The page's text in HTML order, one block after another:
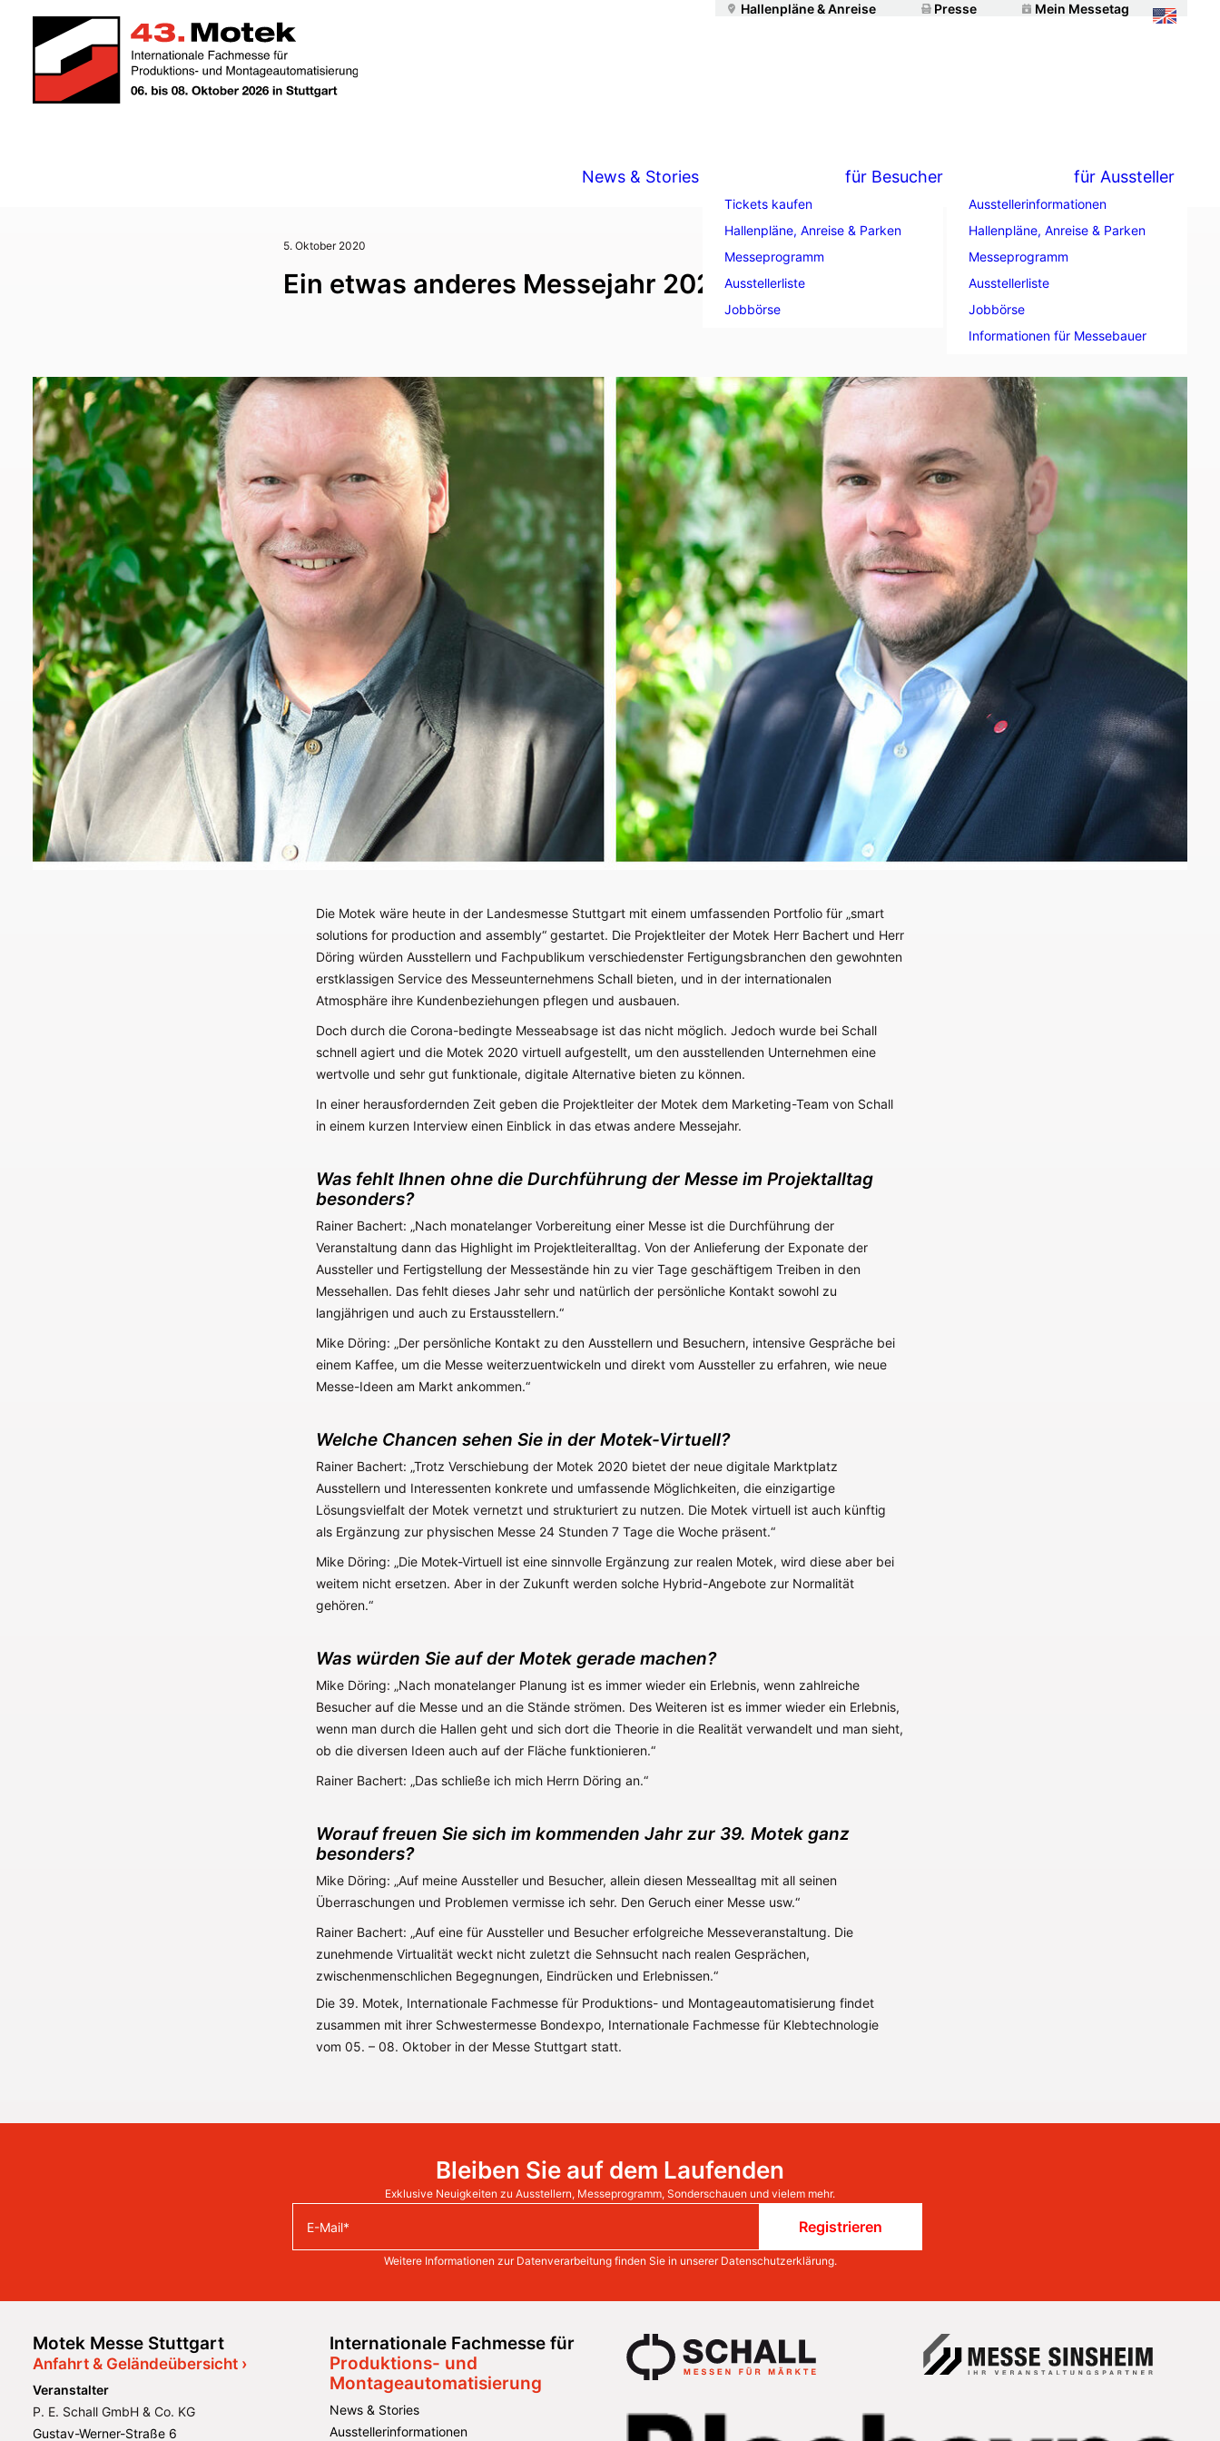
Hallenpläne & Anreise Presse Mein Messetag
News & Stories für Besucher
Tickets kaufen
Hallenpläne, Anreise & Parken
Messeprogramm
Ausstellerliste
Jobbörse
für Aussteller
Ausstellerinformationen
Hallenpläne, Anreise & Parken
Messeprogramm
Ausstellerliste
Jobbörse
Informationen für Messebauer
5. Oktober 2020
Ein etwas anderes Messejahr 2020
Die Motek wäre heute in der Landesmesse Stuttgart mit einem umfassenden Portfolio für „smart
solutions for production and assembly“ gestartet. Die Projektleiter der Motek Herr Bachert und Herr
Döring würden Ausstellern und Fachpublikum verschiedenster Fertigungsbranchen den gewohnten
erstklassigen Service des Messeunternehmens Schall bieten, und in der internationalen
Atmosphäre ihre Kundenbeziehungen pflegen und ausbauen.
Doch durch die Corona-bedingte Messeabsage ist das nicht möglich. Jedoch wurde bei Schall
schnell agiert und die Motek 2020 virtuell aufgestellt, um den ausstellenden Unternehmen eine
wertvolle und sehr gut funktionale, digitale Alternative bieten zu können.
In einer herausfordernden Zeit geben die Projektleiter der Motek dem Marketing-Team von Schall
in einem kurzen Interview einen Einblick in das etwas andere Messejahr.
Was fehlt Ihnen ohne die Durchführung der Messe im Projektalltag
besonders?
Rainer Bachert: „Nach monatelanger Vorbereitung einer Messe ist die Durchführung der
Veranstaltung dann das Highlight im Projektleiteralltag. Von der Anlieferung der Exponate der
Aussteller und Fertigstellung der Messestände hin zu vier Tage geschäftigem Treiben in den
Messehallen. Das fehlt dieses Jahr sehr und natürlich der persönliche Kontakt sowohl zu
langjährigen und auch zu Erstausstellern.“
Mike Döring: „Der persönliche Kontakt zu den Ausstellern und Besuchern, intensive Gespräche bei
einem Kaffee, um die Messe weiterzuentwickeln und direkt vom Aussteller zu erfahren, wie neue
Messe-Ideen am Markt ankommen.“
Welche Chancen sehen Sie in der Motek-Virtuell?
Rainer Bachert: „Trotz Verschiebung der Motek 2020 bietet der neue digitale Marktplatz
Ausstellern und Interessenten konkrete und umfassende Möglichkeiten, die einzigartige
Lösungsvielfalt der Motek vernetzt und strukturiert zu nutzen. Die Motek virtuell ist auch künftig
als Ergänzung zur physischen Messe 24 Stunden 7 Tage die Woche präsent.“
Mike Döring: „Die Motek-Virtuell ist eine sinnvolle Ergänzung zur realen Motek, wird diese aber bei
weitem nicht ersetzen. Aber in der Zukunft werden solche Hybrid-Angebote zur Normalität
gehören.“
Was würden Sie auf der Motek gerade machen?
Mike Döring: „Nach monatelanger Planung ist es immer wieder ein Erlebnis, wenn zahlreiche
Besucher auf die Messe und an die Stände strömen. Des Weiteren ist es immer wieder ein Erlebnis,
wenn man durch die Hallen geht und sich dort die Theorie in die Realität verwandelt und man sieht,
ob die diversen Ideen auch auf der Fläche funktionieren.“
Rainer Bachert: „Das schließe ich mich Herrn Döring an.“
Worauf freuen Sie sich im kommenden Jahr zur 39. Motek ganz
besonders?
Mike Döring: „Auf meine Aussteller und Besucher, allein diesen Messealltag mit all seinen
Überraschungen und Problemen vermisse ich sehr. Den Geruch einer Messe usw.“
Rainer Bachert: „Auf eine für Aussteller und Besucher erfolgreiche Messeveranstaltung. Die
zunehmende Virtualität weckt nicht zuletzt die Sehnsucht nach realen Gesprächen,
zwischenmenschlichen Begegnungen, Eindrücken und Erlebnissen.“
Die 39. Motek, Internationale Fachmesse für Produktions- und Montageautomatisierung findet
zusammen mit ihrer Schwestermesse Bondexpo, Internationale Fachmesse für Klebtechnologie
vom 05. – 08. Oktober in der Messe Stuttgart statt.
Bleiben Sie auf dem Laufenden
Exklusive Neuigkeiten zu Ausstellern, Messeprogramm, Sonderschauen und vielem mehr.
Registrieren
Weitere Informationen zur Datenverarbeitung finden Sie in unserer Datenschutzerklärung.
Motek Messe Stuttgart
Anfahrt & Geländeübersicht ›
Veranstalter
P. E. Schall GmbH & Co. KG
Gustav-Werner-Straße 6
Internationale Fachmesse für
Produktions- und
Montageautomatisierung
News & Stories
Ausstellerinformationen